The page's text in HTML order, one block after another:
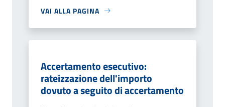
VAI ALLA PAGINA
Accertamento esecutivo:
rateizzazione dell'importo
dovuto a seguito di accertamento